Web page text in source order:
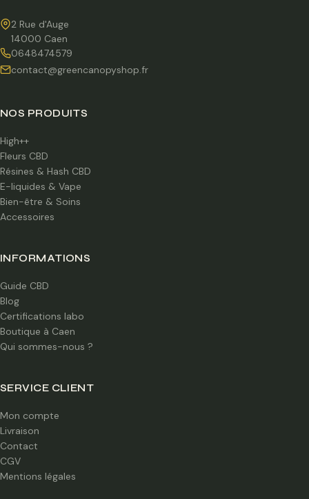
2 Rue d'Auge
14000 Caen
0648474579
contact@greencanopyshop.fr
NOS PRODUITS
High++
Fleurs CBD
Résines & Hash CBD
E-liquides & Vape
Bien-être & Soins
Accessoires
INFORMATIONS
Guide CBD
Blog
Certifications labo
Boutique à Caen
Qui sommes-nous ?
SERVICE CLIENT
Mon compte
Livraison
Contact
CGV
Mentions légales